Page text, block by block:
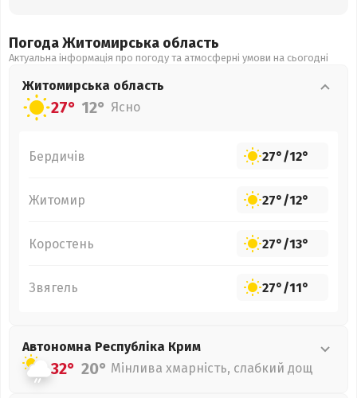
Погода Житомирська область
Актуальна інформація про погоду та атмосферні умови на сьогодні
Житомирська область
27° 12° Ясно
Бердичів 27°/12°
Житомир 27°/12°
Коростень 27°/13°
Звягель 27°/11°
Автономна Республіка Крим
32° 20° Мінлива хмарність, слабкий дощ